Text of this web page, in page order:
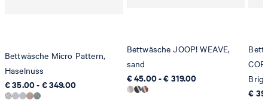
Bettwäsche Micro Pattern,
Haselnuss
€ 35.00 - € 349.00
Bettwäsche JOOP! WEAVE,
sand
€ 45.00 - € 319.00
€